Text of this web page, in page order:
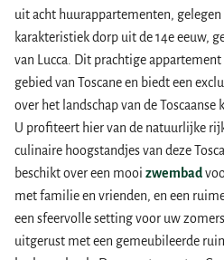
uit acht huurappartementen, gelegen
karakteristiek dorp uit de 14e eeuw,
van Lucca. Dit prachtige
gebied van Toscane en biedt een
over het landschap van de
U profiteert hier van de natuurlijke
culinaire hoogstandjes van deze
beschikt over een mooi zwembad
met familie en vrienden, en een
een sfeervolle setting voor uw
uitgerust met een gemeubileerde